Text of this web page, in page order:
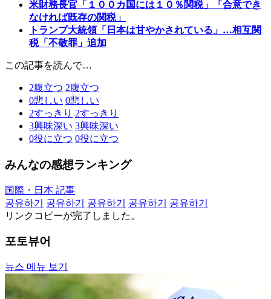
米財務長官「１００カ国には１０％関税」「合意でき
なければ既存の関税」
トランプ大統領「日本は甘やかされている」…相互関
税「不敬罪」追加
この記事を読んで…
2腹立つ 2腹立つ
0悲しい 0悲しい
2すっきり 2すっきり
3興味深い 3興味深い
0役に立つ 0役に立つ
みんなの感想ランキング
国際・日本 記事
공유하기
공유하기 공유하기 공유하기
공유하기
リンクコピーが完了しました。
포토뷰어
뉴스 메뉴 보기